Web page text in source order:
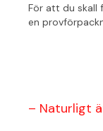
För att du skall
en
– Naturligt